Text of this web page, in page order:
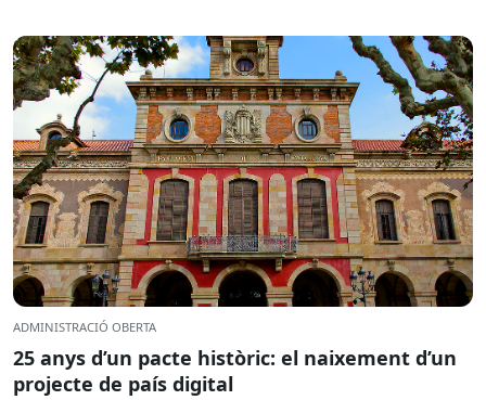
ADMINISTRACIÓ OBERTA
25 anys d’un pacte històric: el naixement d’un
projecte de país digital